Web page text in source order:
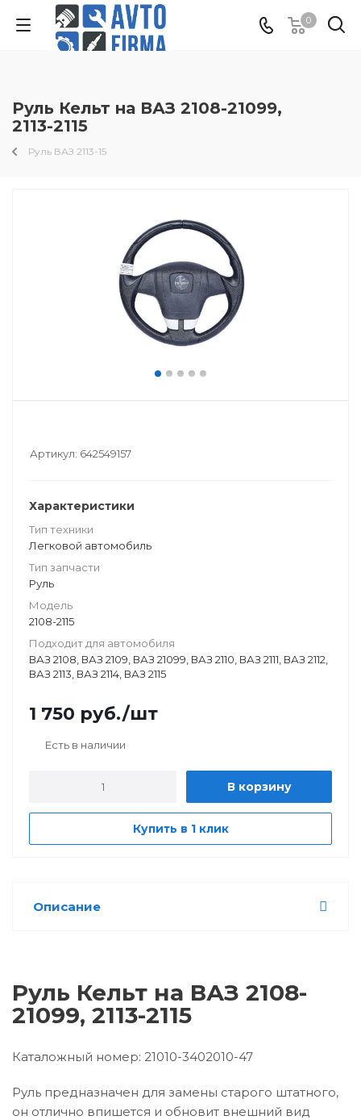
0
Руль Кельт на ВАЗ 2108-21099,
2113-2115
Руль ВАЗ 2113-15
Артикул: 642549157
Характеристики
Тип техники
Легковой автомобиль
Тип запчасти
Руль
Модель
2108-2115
Подходит для автомобиля
ВАЗ 2108, ВАЗ 2109, ВАЗ 21099, ВАЗ 2110, ВАЗ 2111, ВАЗ 2112,
ВАЗ 2113, ВАЗ 2114, ВАЗ 2115
1 750 руб./шт
Есть в наличии
В корзину
Купить в 1 клик
Описание
Руль Кельт на ВАЗ 2108-
21099, 2113-2115
Каталожный номер: 21010-3402010-47
Руль предназначен для замены старого штатного,
он отлично впишется и обновит внешний вид